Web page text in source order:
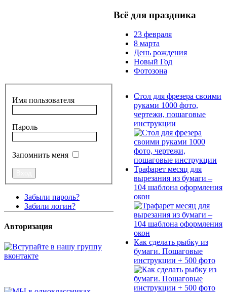
Всё для праздника
23 февраля
8 марта
День рождения
Новый Год
Фотозона
Имя пользователя
Пароль
Запомнить меня
Забыли пароль?
Забили логин?
Авторизация
Стол для фрезера своими
руками 1000 фото,
чертежи, пошаговые
инструкции
Трафарет месяц для
вырезания из бумаги –
104 шаблона оформления
окон
Как сделать рыбку из
бумаги. Пошаговые
инструкции + 500 фото